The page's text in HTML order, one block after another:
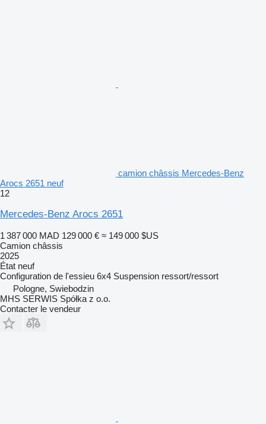
camion châssis Mercedes-Benz
Arocs 2651 neuf
12
Mercedes-Benz Arocs 2651
1 387 000 MAD 129 000 € ≈ 149 000 $US
Camion châssis
2025
État neuf
Configuration de l'essieu 6x4 Suspension ressort/ressort
Pologne, Swiebodzin
MHS SERWIS Spółka z o.o.
Contacter le vendeur